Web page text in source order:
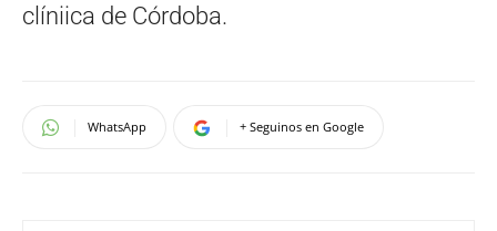
clíniica de Córdoba.
WhatsApp + Seguinos en Google